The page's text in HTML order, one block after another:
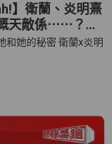
】衛蘭、炎明熹
天敵係⋯⋯？｜
的秘密 #3
和她的秘密 衛蘭x炎明